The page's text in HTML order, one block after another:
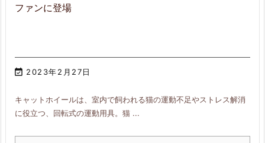
ファンに登場
 2023年2月27日
キャットホイールは、室内で飼われる猫の運動不足やストレス解消
に役立つ、回転式の運動用具。猫 ...